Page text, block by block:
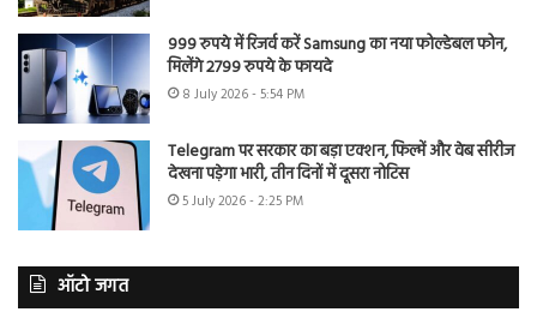
999 रुपये में रिजर्व करें Samsung का नया फोल्डेबल फोन,
मिलेंगे 2799 रुपये के फायदे
8 July 2026 - 5:54 PM
Telegram पर सरकार का बड़ा एक्शन, फिल्में और वेब सीरीज
देखना पड़ेगा भारी, तीन दिनों में दूसरा नोटिस
5 July 2026 - 2:25 PM
ऑटो जगत